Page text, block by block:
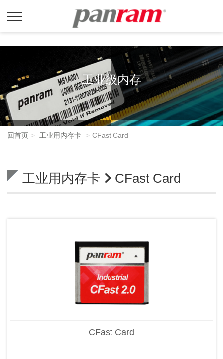
工业级内存
回首页 工业用内存卡 CFast Card
工业用内存卡 CFast Card
CFast Card